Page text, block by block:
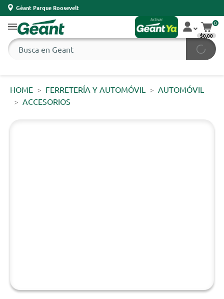
Géant Parque Roosevelt
0
$0,00
HOME FERRETERÍA Y AUTOMÓVIL
AUTOMÓVIL
ACCESORIOS